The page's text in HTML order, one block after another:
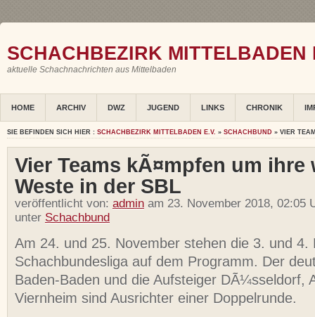
SCHACHBEZIRK MITTELBADEN
aktuelle Schachnachrichten aus Mittelbaden
HOME ARCHIV DWZ JUGEND LINKS CHRONIK
SIE BEFINDEN SICH HIER : SCHACHBEZIRK MITTELBADEN E.V. » SCHACHBUND » VIER
Vier Teams kÃ¤mpfen um ihre
Weste in der SBL
veröffentlicht von: admin am 23. November 2018, 02:05
unter Schachbund
Am 24. und 25. November stehen die 3. und 4.
Schachbundesliga auf dem Programm. Der
Baden-Baden und die Aufsteiger DÃ¼sseldorf,
Viernheim sind Ausrichter einer Doppelrunde.